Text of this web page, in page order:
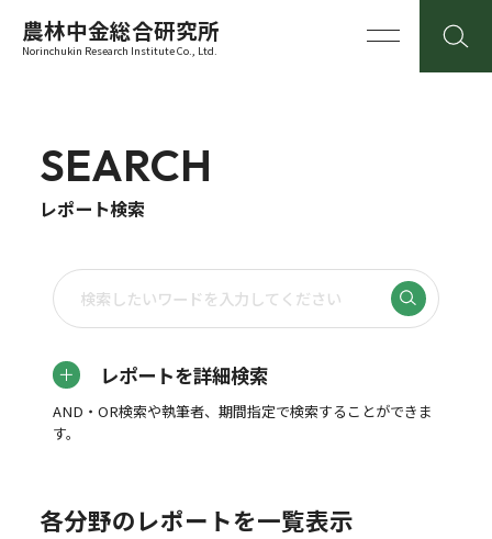
農林中金総合研究所
Norinchukin Research Institute Co., Ltd.
SEARCH
レポート検索
レポートを詳細検索
AND・OR検索や執筆者、期間指定で検索することができま
す。
各分野のレポートを一覧表示